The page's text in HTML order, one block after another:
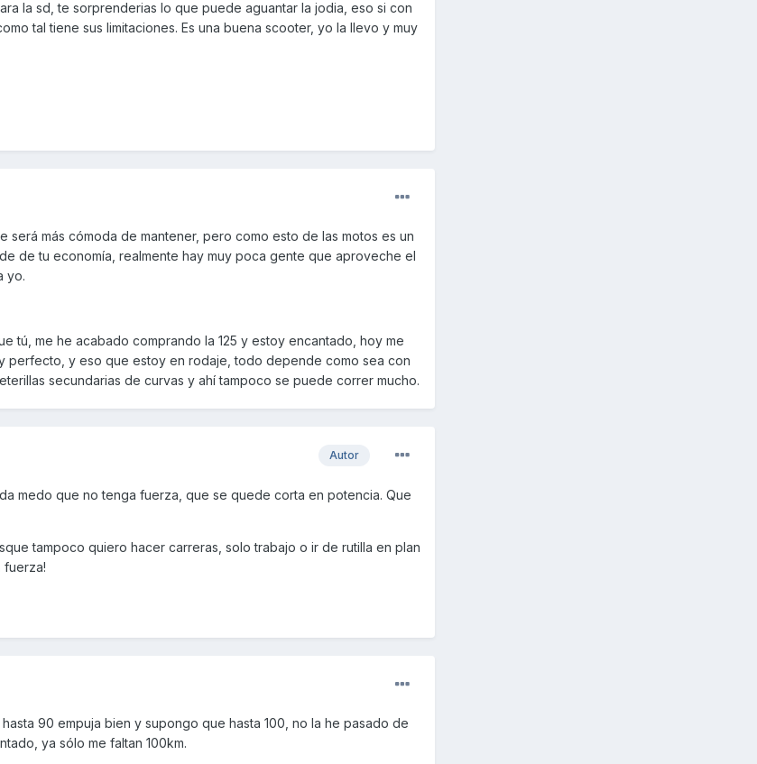
la sd, te sorprenderias lo que puede aguantar la jodia, eso si con
tal tiene sus limitaciones. Es una buena scooter, yo la llevo y muy
será más cómoda de mantener, pero como esto de las motos es un
de tu economía, realmente hay muy poca gente que aproveche el
yo.
tú, me he acabado comprando la 125 y estoy encantado, hoy me
perfecto, y eso que estoy en rodaje, todo depende como sea con
secundarias de curvas y ahí tampoco se puede correr mucho.
Autor
medo que no tenga fuerza, que se quede corta en potencia. Que
tampoco quiero hacer carreras, solo trabajo o ir de rutilla en plan
fuerza!
90 empuja bien y supongo que hasta 100, no la he pasado de
ya sólo me faltan 100km.